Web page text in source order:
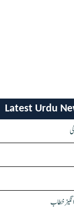
Latest Urdu
انگیز خطاب